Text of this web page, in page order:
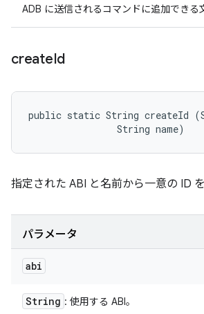
ADB に送信されるコマンドに追加できる
createId
public static String createId
                String name)
指定された ABI と名前から一意の ID を
パラメータ
abi
String : 使用する ABI。